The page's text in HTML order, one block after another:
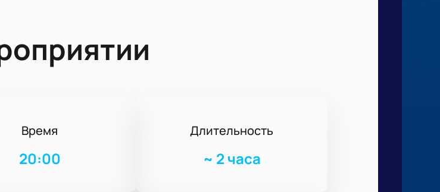
Время
20:00
Длительность
~ 2 часа